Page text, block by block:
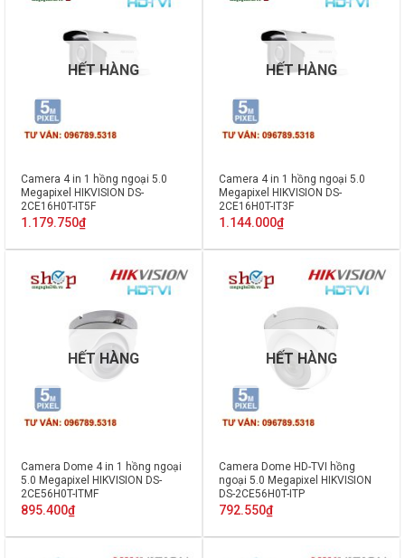
HẾT HÀNG
Camera 4 in 1 hồng ngoại 5.0
Megapixel HIKVISION DS-
2CE16H0T-IT5F
1.179.750₫
HẾT HÀNG
Camera 4 in 1 hồng ngoại 5.0
Megapixel HIKVISION DS-
2CE16H0T-IT3F
1.144.000₫
HẾT HÀNG
Camera Dome 4 in 1 hồng ngoại
5.0 Megapixel HIKVISION DS-
2CE56H0T-ITMF
895.400₫
HẾT HÀNG
Camera Dome HD-TVI hồng
ngoại 5.0 Megapixel HIKVISION
DS-2CE56H0T-ITP
792.550₫